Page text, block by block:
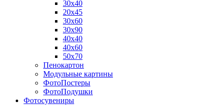
30х40
20х45
30х60
30х90
40х40
40х60
50х70
Пенокартон
Модульные картины
ФотоПостеры
ФотоПодушки
Фотоcувениры